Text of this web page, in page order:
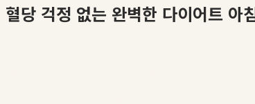
혈당 걱정 없는 완벽한 다이어트 아